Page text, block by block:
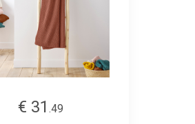
€ 31 .49